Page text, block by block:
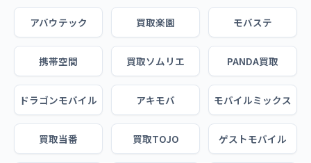
アバウテック 買取楽園 モバステ
携帯空間 買取ソムリエ PANDA買取
ドラゴンモバイル アキモバ モバイルミックス
買取当番 買取TOJO ゲストモバイル